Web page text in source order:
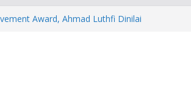
Award, Ahmad Luthfi Dinilai
Lewat Capacity Building
Ajak Aktivis Mahasiswa Tetap Kritis
Muktamar Tapak Suci, Ahmad Luthfi
Jadi Penguat Persatuan Bangsa